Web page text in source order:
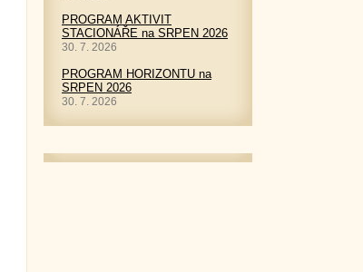
PROGRAM AKTIVIT
STACIONÁŘE na SRPEN 2026
30. 7. 2026
PROGRAM HORIZONTU na
SRPEN 2026
30. 7. 2026